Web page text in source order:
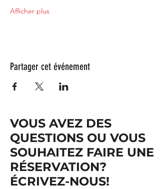
Afficher plus
Partager cet événement
VOUS AVEZ DES
QUESTIONS OU VOUS
SOUHAITEZ FAIRE UNE
RÉSERVATION?
ÉCRIVEZ-NOUS!